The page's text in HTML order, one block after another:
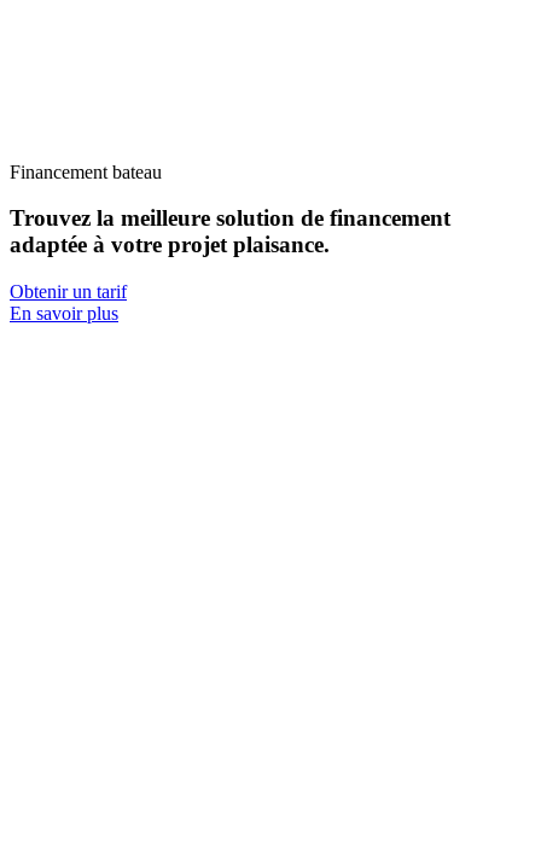
Financement bateau
Trouvez la meilleure solution de financement
adaptée à votre projetplaisance.
Obtenir un tarif
En savoir plus